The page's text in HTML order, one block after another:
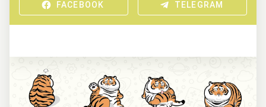
FACEBOOK TELEGRAM